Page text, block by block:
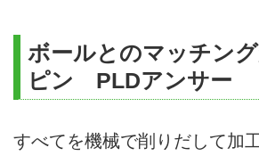
ボールとのマッチン
ピン PLDアンサー
すべてを機械で削りだして加